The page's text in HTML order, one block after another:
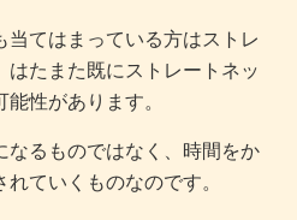
当てはまっている方はストレ
はたまた既にストレートネッ
性があります。
なるものではなく、時間をか
ていくものなのです。